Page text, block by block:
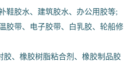
鞋胶水、建筑胶水、办公用胶等;
胶带、电子胶带、白乳胶、轮船修
胶、橡胶树脂粘合剂、橡胶制品胶